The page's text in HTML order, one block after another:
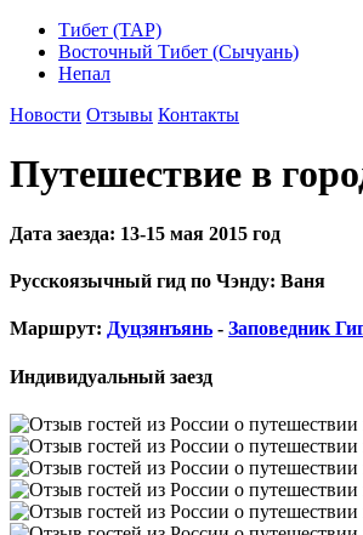
Тибет (ТАР)
Восточный Тибет (Сычуань)
Непал
Новости Отзывы Контакты
Путешествие в
Дата заезда: 13-15 мая 2015 год
Русскоязычный гид по Чэнду: Ваня
Маршрут: Дуцзянъянь - Заповедник
Индивидуальный заезд